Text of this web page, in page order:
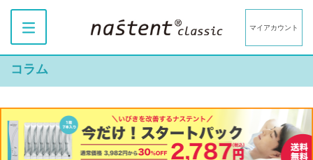
マイアカウント
コラム